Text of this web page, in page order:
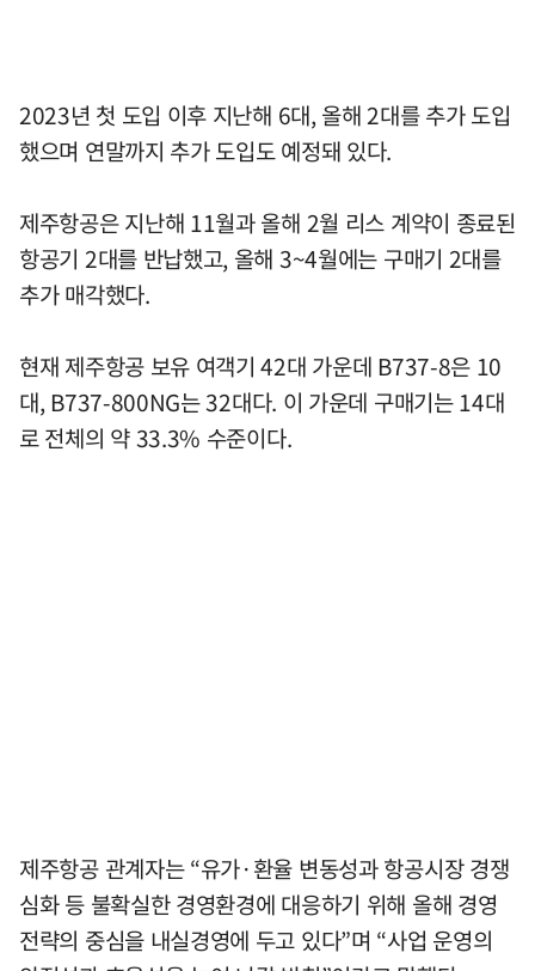
2023년 첫 도입 이후 지난해 6대, 올해 2대를 추가 도입
했으며 연말까지 추가 도입도 예정돼 있다.
제주항공은 지난해 11월과 올해 2월 리스 계약이 종료된
항공기 2대를 반납했고, 올해 3~4월에는 구매기 2대를
추가 매각했다.
현재 제주항공 보유 여객기 42대 가운데 B737-8은 10
대, B737-800NG는 32대다. 이 가운데 구매기는 14대
로 전체의 약 33.3% 수준이다.
제주항공 관계자는 “유가·환율 변동성과 항공시장 경쟁
심화 등 불확실한 경영환경에 대응하기 위해 올해 경영
전략의 중심을 내실경영에 두고 있다”며 “사업 운영의